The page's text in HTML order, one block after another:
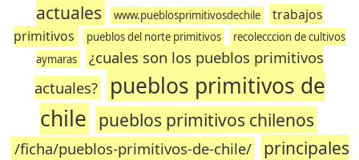
actuales
www.pueblosprimitivosdechile
trabajos
primitivos
pueblos del norte primitivos
recolecccion de cultivos
aymaras
¿cuales son los pueblos primitivos
actuales?
pueblos primitivos de
chile pueblos primitivos chilenos
/ficha/pueblos-primitivos-de-chile/
principales